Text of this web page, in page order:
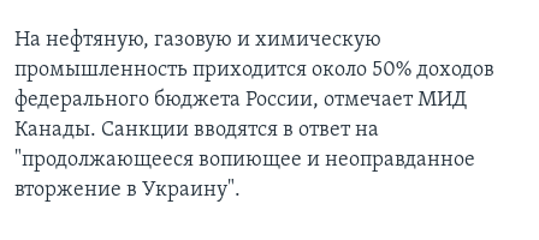
На нефтяную, газовую и химическую
промышленность приходится около 50% доходов
федерального бюджета России, отмечает МИД
Канады. Санкции вводятся в ответ на
"продолжающееся вопиющее и неоправданное
вторжение в Украину".